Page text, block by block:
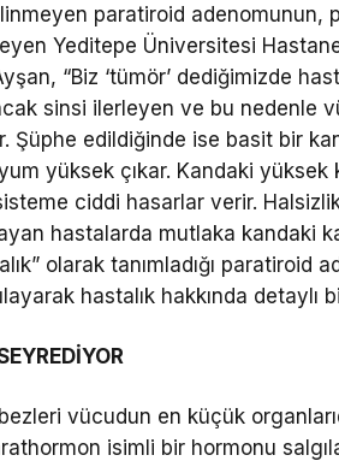
paratiroid
Yeditepe Üniversitesi
“Biz ‘tümör’ dediğimizde
sinsi ilerleyen ve bu nedenle
Şüphe edildiğinde ise basit bir
yüksek çıkar. Kandaki
ciddi hasarlar verir.
hastalarda mutlaka kandaki
olarak tanımladığı
hastalık hakkında detaylı
vücudun en küçük
isimli bir hormonu